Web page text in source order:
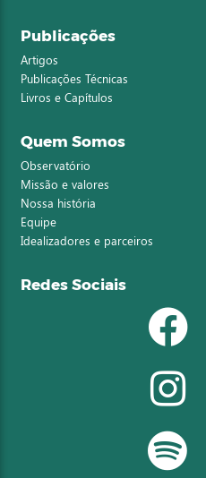
Publicações
Artigos
Publicações Técnicas
Livros e Capítulos
Quem Somos
Observatório
Missão e valores
Nossa história
Equipe
Idealizadores e parceiros
Redes Sociais